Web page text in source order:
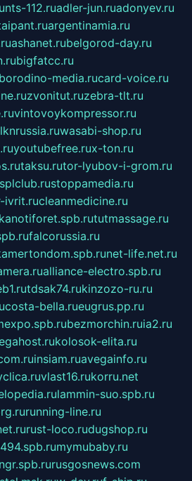
112.ruadler-jun.ruadonyev.ru
argentinamia.ru
ashanet.rubelgorod-day.ru
bigfatcc.ru
borodino-media.rucard-voice.ru
zvonitut.ruzebra-tlt.ru
vintovoykompressor.ru
wasabi-shop.ru
youtubefree.rux-ton.ru
taksu.rutor-lyubov-i-grom.ru
splclub.rustoppamedia.ru
ivrit.rucleanmedicine.ru
kanotiforet.spb.rututmassage.ru
falcorussia.ru
net-life.net.ru
alliance-electro.spb.ru
tdsak74.rukinzozo-ru.ru
costa-bella.rueugrus.pp.ru
bezmorchin.ruia2.ru
kolosok-elita.ru
insiam.ruavegainfo.ru
vlast16.rukorru.net
lammin-suo.spb.ru
running-line.ru
rust-loco.rudugshop.ru
mymubaby.ru
ngr.spb.rurusgosnews.com